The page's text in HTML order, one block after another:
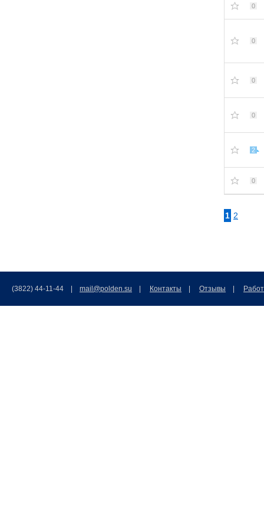
0
0
0
0
2
0
1 2
(3822) 44-11-44 | mail@polden.su Контакты Отзывы